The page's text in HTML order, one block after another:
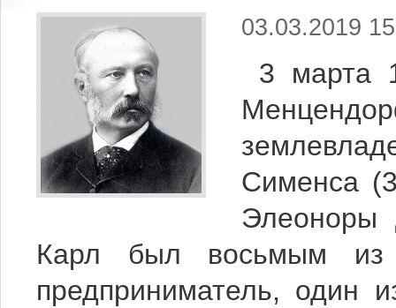
03.03.2019
3 марта
Сименса
Элеоноры
Карл был восьмым из
предприниматель, один